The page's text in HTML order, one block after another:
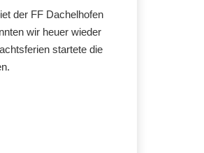
der FF Dachelhofen
wir heuer wieder
startete die